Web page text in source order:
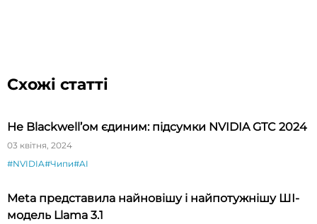
Схожі статті
Не Blackwell’ом єдиним: підсумки NVIDIA GTC 2024
03 квітня, 2024
#NVIDIA#Чипи#AI
Meta представила найновішу і найпотужнішу ШІ-
модель Llama 3.1